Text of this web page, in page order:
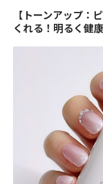
【トーンアップ：
くれる！明るく健